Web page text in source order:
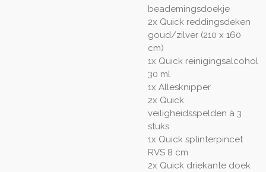
beademingsdoekje
2x Quick reddingsdeken
goud/zilver (210 x 160
cm)
1x Quick reinigingsalcohol
30 ml
1x Allesknipper
2x Quick
veiligheidsspelden à 3
stuks
1x Quick splinterpincet
RVS 8 cm
2x Quick driekante doek